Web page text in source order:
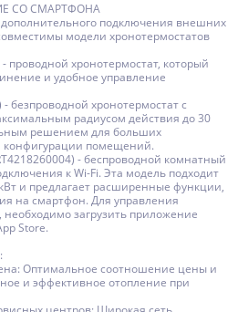
СО СМАРТФОНА
подключения внешних
модели хронотермостатов
- проводной хронотермостат, который
и удобное управление
- безпроводной хронотермостат с
радиусом действия до 30
решением для больших
помещений.
- беспроводной комнатный
к Wi-Fi. Эта модель подходит
и предлагает расширенные функции,
на смартфон. Для управления
загрузить приложение
Store.
Оптимальное соотношение цены и
и эффективное отопление при